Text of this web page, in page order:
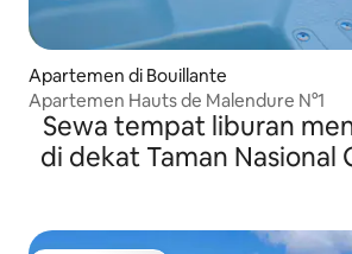
Apartemen di Bouillante
Apartemen Hauts de Malendure N°1
Sewa tempat liburan
di dekat Taman Nasional